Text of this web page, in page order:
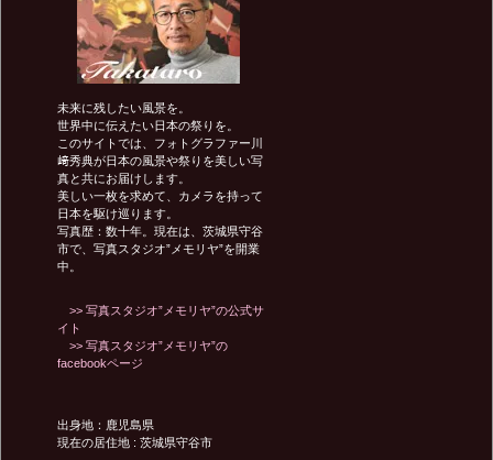
未来に残したい風景を。
世界中に伝えたい日本の祭りを。
このサイトでは、フォトグラファー川
﨑秀典が日本の風景や祭りを美しい写
真と共にお届けします。
美しい一枚を求めて、カメラを持って
日本を駆け巡ります。
写真歴：数十年。現在は、茨城県守谷
市で、写真スタジオ”メモリヤ”を開業
中。
>> 写真スタジオ”メモリヤ”の公式サ
イト
>> 写真スタジオ”メモリヤ”の
facebookページ
出身地：鹿児島県
現在の居住地 : 茨城県守谷市